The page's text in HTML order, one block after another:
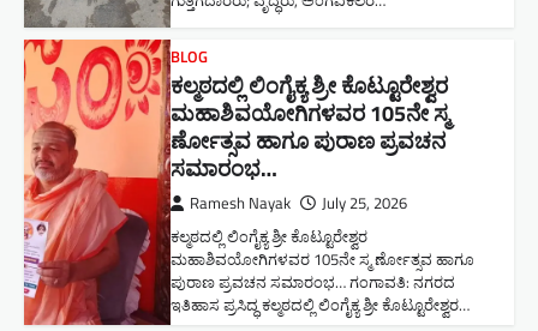
BLOG
ಕಲ್ಮಠದಲ್ಲಿ ಲಿಂಗೈಕ್ಯ ಶ್ರೀ ಕೊಟ್ಟೂರೇಶ್ವರ
ಮಹಾಶಿವಯೋಗಿಗಳವರ 105ನೇ ಸ್ಮ
ರ್ಣೋತ್ಸವ ಹಾಗೂ ಪುರಾಣ ಪ್ರವಚನ
ಸಮಾರಂಭ​…
Ramesh Nayak July 25, 2026
ಕಲ್ಮಠದಲ್ಲಿ ಲಿಂಗೈಕ್ಯ ಶ್ರೀ ಕೊಟ್ಟೂರೇಶ್ವರ
ಮಹಾಶಿವಯೋಗಿಗಳವರ 105ನೇ ಸ್ಮ ರ್ಣೋತ್ಸವ ಹಾಗೂ
ಪುರಾಣ ಪ್ರವಚನ ಸಮಾರಂಭ​… ಗಂಗಾವತಿ: ನಗರದ
ಇತಿಹಾಸ ಪ್ರಸಿದ್ಧ ಕಲ್ಮಠದಲ್ಲಿ ಲಿಂಗೈಕ್ಯ ಶ್ರೀ ಕೊಟ್ಟೂರೇಶ್ವರ…